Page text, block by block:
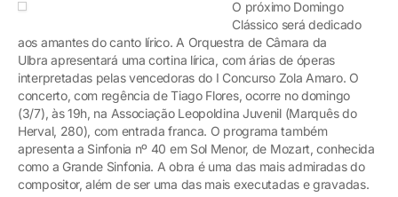
O próximo Domingo
Clássico será dedicado
aos amantes do canto lírico. A Orquestra de Câmara da
Ulbra apresentará uma cortina lírica, com árias de óperas
interpretadas pelas vencedoras do I Concurso Zola Amaro. O
concerto, com regência de Tiago Flores, ocorre no domingo
(3/7), às 19h, na Associação Leopoldina Juvenil (Marquês do
Herval, 280), com entrada franca. O programa também
apresenta a Sinfonia nº 40 em Sol Menor, de Mozart, conhecida
como a Grande Sinfonia. A obra é uma das mais admiradas do
compositor, além de ser uma das mais executadas e gravadas.